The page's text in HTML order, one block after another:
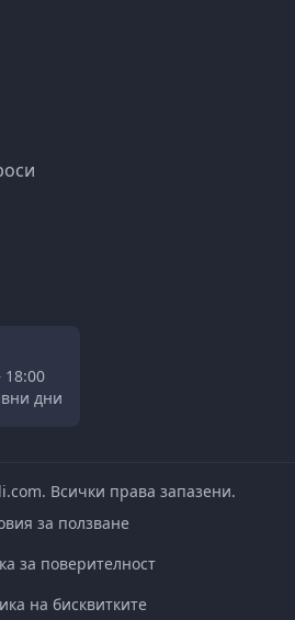
дни
Всички права запазени.
за ползване
за поверителност
на бисквитките